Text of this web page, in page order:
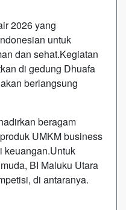
2026 yang
untuk
dan sehat.Kegiatan
di gedung Dhuafa
berlangsung
beragam
UMKM business
keuangan.Untuk
BI Maluku Utara
di antaranya.